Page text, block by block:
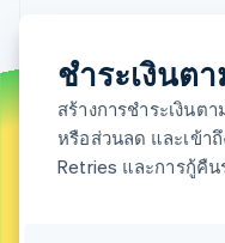
เพิ่มเติม
Product roadmap
การบ
สื่อแล
องค์ก
บริกา
ภาครั
ธุรกิจ
การเ
บล็อก
สถาน
สมัคร
ชำระเงินต
สร้างการชำระเงินต
หรือส่วนลด และเข้า
Retries และการกู้คืน